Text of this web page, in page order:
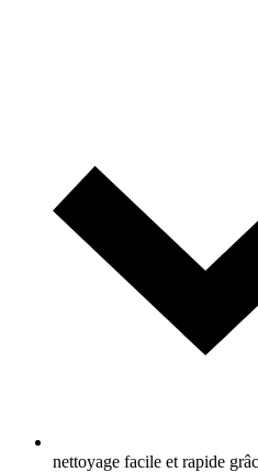
nettoyage facile et rapide